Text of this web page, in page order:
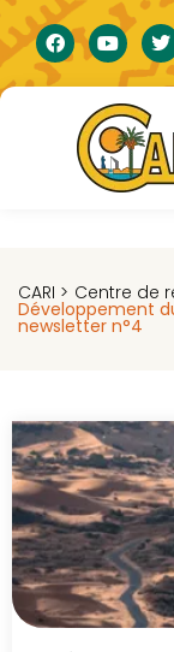
CARI > Centre de
Développement
newsletter n°4